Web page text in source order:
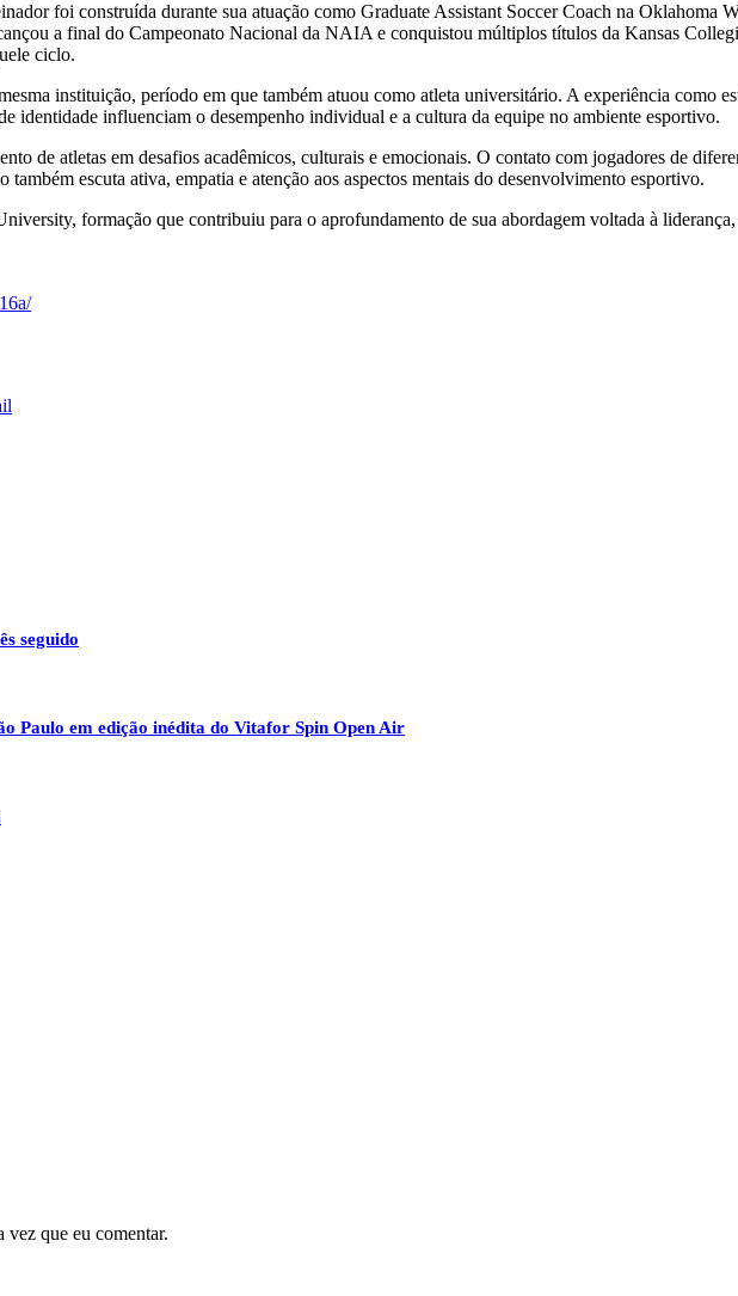
foi construída durante sua atuação como Graduate Assistant Soccer Coach na Oklahoma
a final do Campeonato Nacional da NAIA e conquistou múltiplos títulos da Kansas
ciclo.
instituição, período em que também atuou como atleta universitário. A experiência como
identidade influenciam o desempenho individual e a cultura da equipe no ambiente esportivo.
de atletas em desafios acadêmicos, culturais e emocionais. O contato com jogadores de
escuta ativa, empatia e atenção aos aspectos mentais do desenvolvimento esportivo.
formação que contribuiu para o aprofundamento de sua abordagem voltada à
seguido
Paulo em edição inédita do Vitafor Spin Open Air
vez que eu comentar.